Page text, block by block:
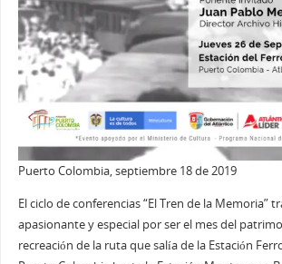
Puerto Colombia, septiembre 18 de 2019
El ciclo de conferencias “El Tren de la Memoria”
apasionante y especial por ser el mes del
recreación de la ruta que salía de la Estación